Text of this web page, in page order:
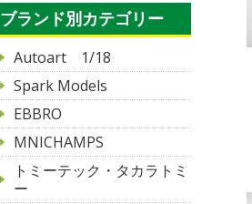
ブランド別カテゴリー
Autoart 1/18
Spark Models
EBBRO
MNICHAMPS
トミーテック・タカラトミ
ー